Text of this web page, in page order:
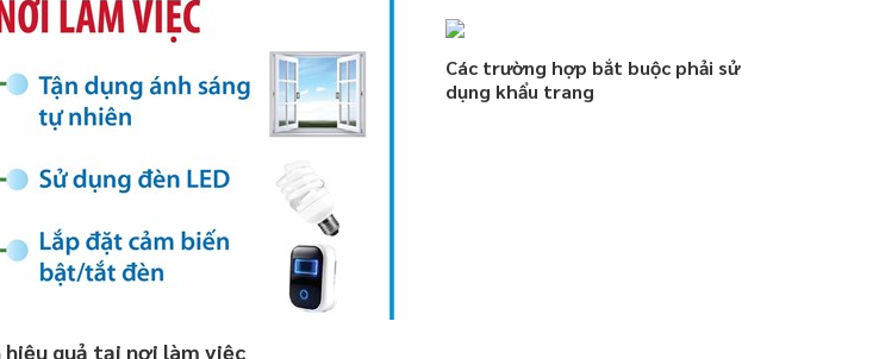
quả tại nơi làm việc
Các trường hợp bắt buộc phải sử
dụng khẩu trang